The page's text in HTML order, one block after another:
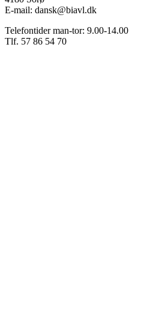
E-mail: dansk@biavl.dk
Telefontider man-tor: 9.00-14.00
Tlf. 57 86 54 70